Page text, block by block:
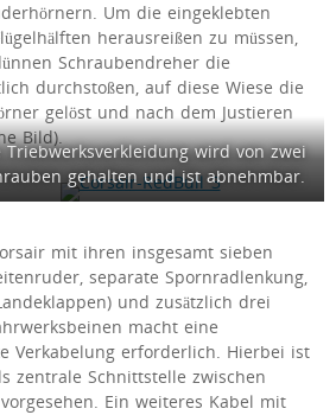
Um die eingeklebten
herausreißen zu müssen,
Schraubendreher die
durchstoßen, auf diese Wiese die
gelöst und nach dem Justieren
Bild).
Triebwerksverkleidung wird von zwei
gehalten und ist abnehmbar.
mit ihren insgesamt sieben
separate Spornradlenkung,
und zusätzlich drei
macht eine
Verkabelung erforderlich. Hierbei ist
zentrale Schnittstelle zwischen
Ein weiteres Kabel mit